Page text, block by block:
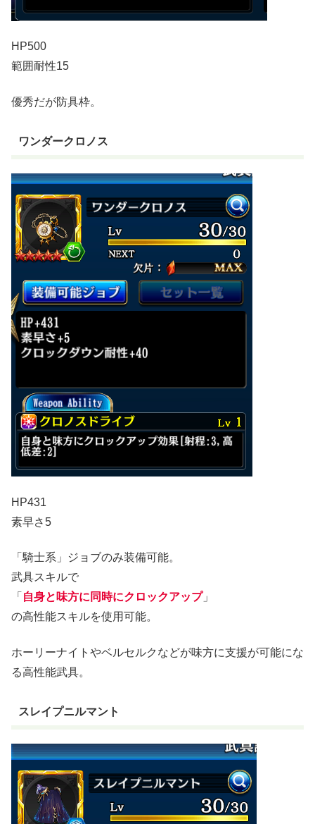
HP500
範囲耐性15
優秀だが防具枠。
ワンダークロノス
HP431
素早さ5
「騎士系」ジョブのみ装備可能。
武具スキルで
「 自身と味方に同時にクロックアップ」
の高性能スキルを使用可能。
ホーリーナイトやベルセルクなどが味方に支援が可能にな
る高性能武具。
スレイプニルマント